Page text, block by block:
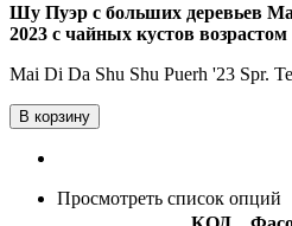
Шу Пуэр с больших деревьев
2023 с чайных кустов возрастом
Mai Di Da Shu Shu Puerh '23 Spr.
В корзину
Просмотреть список опций